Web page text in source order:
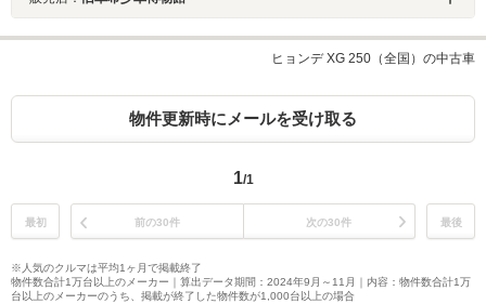
ヒョンデ XG 250（全国）の中古車
物件更新時にメールを受け取る
1/1
最初 前の30件 次の30件 最後
※人気のクルマは平均1ヶ月で掲載終了
物件数合計1万台以上のメーカー｜算出データ期間：2024年9月～11月｜内容：物件数合計1万
台以上のメーカーのうち、掲載が終了した物件数が1,000台以上の場合